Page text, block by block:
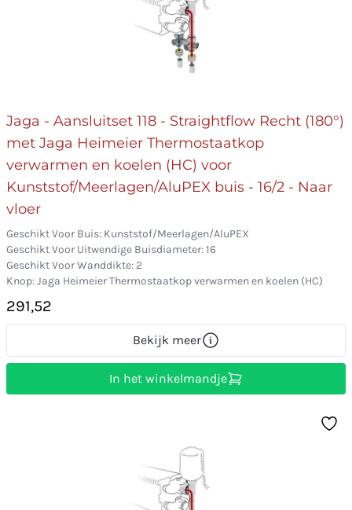
Jaga - Aansluitset 118 - Straightflow Recht (180°)
met Jaga Heimeier Thermostaatkop
verwarmen en koelen (HC) voor
Kunststof/Meerlagen/AluPEX buis - 16/2 - Naar
vloer
Geschikt Voor Buis: Kunststof/Meerlagen/AluPEX
Geschikt Voor Uitwendige Buisdiameter: 16
Geschikt Voor Wanddikte: 2
Knop: Jaga Heimeier Thermostaatkop verwarmen en koelen (HC)
291,52
Bekijk meer
In het winkelmandje